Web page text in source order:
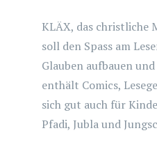
KLÄX, das christliche
soll den Spass am
Glauben aufbauen
enthält Comics,
sich gut auch für
Pfadi, Jubla und